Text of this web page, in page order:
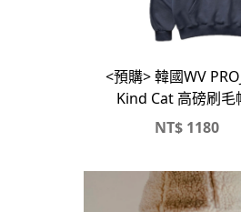
<預購> 韓國WV
Kind Cat 高磅刷毛
NT$ 1180